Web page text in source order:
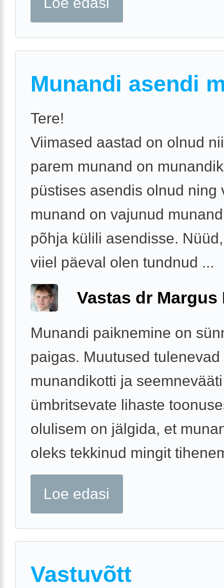
Munandi asendi
Tere!
Viimased aastad on olnud
parem munand on
püstises asendis olnud ning
munand on vajunud
põhja külili asendisse.
viiel päeval olen tundnud ...
Vastas dr Margus
Munandi paiknemine on
paigas. Muutused
munandikotti ja seemnevääti
ümbritsevate lihaste
olulisem on jälgida, et
oleks tekkinud mingit
Loe edasi
Vastuvõtt